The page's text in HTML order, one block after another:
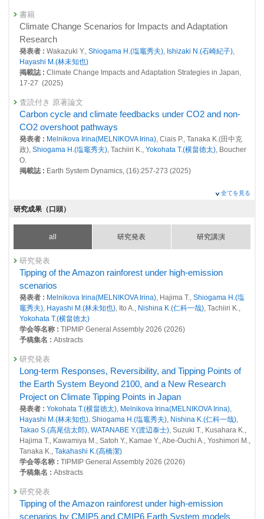
26406 : 脱炭素・持続社会研究プログラム
26411 : 最新の排出量評価等を考慮した気候・大気質変動の再現及び将来
予測の高精度化
26436 : 気候変動影響評価手法の高度化に関する研究
26438 : 地球規模の脱炭素と持続可能性の同時達成に関する研究プロジェ
26440 : 持続社会における将来世代考慮レジームの構築研究プロジェクト
26450 : 地球システム分野の先見的・先端的な基礎研究
26511 : 降水量の将来変化予測の不確実性低減に関する研究
26512 : トップダウンアプローチによる予測不確実性低減と影響評価・適
26513 : 都市の気候リスク予測に資するアンサンブル実験の実施
26674 : 適応計画策定支援のための統合データベース構築と分析ツールの
開発
26683 : 温暖化レベルの理解と予測不確実性の低減
26736 : 知的研究基盤整備：気候変動適応分野における体系的モニタリン
グ、影響予測・適応情報整備ならびにツール開発
2022年度
25964 : 気候変動・大気質研究プログラム
25967 : 最新の排出量評価等を考慮した気候・大気質変動の再現及び将来
予測の高精度化
25984 : 脱炭素・持続社会研究プログラム
25985 : 地球規模の脱炭素と持続可能性の同時達成に関する研究プロジェ
クト
25987 : 持続社会における将来世代考慮レジームの構築研究プロジェクト
26002 : 気候変動影響評価手法の高度化に関する研究
26006 : 地球システム分野の先見的・先端的な基礎研究
26060 : 世界を対象としたネットゼロ排出達成のための気候緩和策及び持
書籍
Climate Change Scenarios for Impacts and Adaptation
Research
発表者 : Wakazuki Y., Shiogama H.(塩竈秀夫), Ishizaki N.(石崎紀子),
Hayashi M.(林未知也)
掲載誌 : Climate Change Impacts and Adaptation Strategies in Japan,
17-27 (2025)
査読付き 原著論文
Carbon cycle and climate feedbacks under CO2 and non-
CO2 overshoot pathways
発表者 : Melnikova Irina(MELNIKOVA Irina), Ciais P., Tanaka K.(田中克
政), Shiogama H.(塩竈秀夫), Tachiiri K., Yokohata T.(横畠徳太), Boucher
O.
掲載誌 : Earth System Dynamics, (16):257-273 (2025)
Insights on Model Bias Effects
発表者 :Mori M., Imada Y.,Shiogama H.(塩竈秀夫), Kosaka Y., Takahashi
C., Arai M., Kamae Y., Hasegawa A., Watanabe M., Tokinaga H.
掲載誌 :SOLA, 21:117-123 (2025)
査読付き 原著論文
Combined emergent constraints on future extreme
precipitation changes
発表者 : Shiogama H.(塩竈秀夫), Hayashi M.(林未知也) ,Hirota N.(廣田渚
郎)
Ogura T.(小倉知夫)
掲載誌 :Nature Communications, 16(5293): (2025)
査読付き 原著論文
The Detection and Attribution Model Intercomparison Project
(DAMIP v2.0) contribution to CMIP7
発表者 :Gillett G.P., Simpson I.R. , Hegerl G., Knutti R., Mitchell D., Ribes
A.,
Shiogama H.(塩竈秀夫)
, Stone D., Tebaldi C., Wolski P., Zhang W.,
Arora V.K.
掲載誌 : Geoscientific Model Development, 18:4399-4416 (2025)
査読付き 原著論文
Amazon dieback beyond the 21st century under high-
emission scenarios by Earth System models
発表者 :Melnikova Irina(MELNIKOVA Irina)
Yokohata T.(横畠徳太)
掲載誌 : communications earth & environment, 6(670): (2025)
全てを見る
研究成果（口頭）
all 研究発表 研究講演
研究発表
Tipping of the Amazon rainforest under high-emission
scenarios
発表者 : Melnikova Irina(MELNIKOVA Irina), Hajima T., Shiogama H.(塩
竈秀夫), Hayashi M.(林未知也), Ito A., Nishina K.(仁科一哉), Tachiiri K.,
Yokohata T.(横畠徳太)
学会等名称 : TIPMIP General Assembly 2026 (2026)
予稿集名 : Abstracts
研究発表
Long-term Responses, Reversibility, and Tipping Points of
the Earth System Beyond 2100, and a New Research
Project on Climate Tipping Points in Japan
発表者 : Yokohata T.(横畠徳太), Melnikova Irina(MELNIKOVA Irina),
Hayashi M.(林未知也), Shiogama H.(塩竈秀夫), Nishina K.(仁科一哉),
Takao S.(高尾信太郎), WATANABE Y.(渡辺泰士), Suzuki T., Kusahara K.,
Hajima T., Kawamiya M., Satoh Y., Kamae Y., Abe-Ouchi A., Yoshimori M.,
Tanaka K., Takahashi K.(高橋潔)
学会等名称 : TIPMIP General Assembly 2026 (2026)
予稿集名 : Abstracts
研究発表
Tipping of the Amazon rainforest under high-emission
scenarios by CMIP5 and CMIP6 Earth System models